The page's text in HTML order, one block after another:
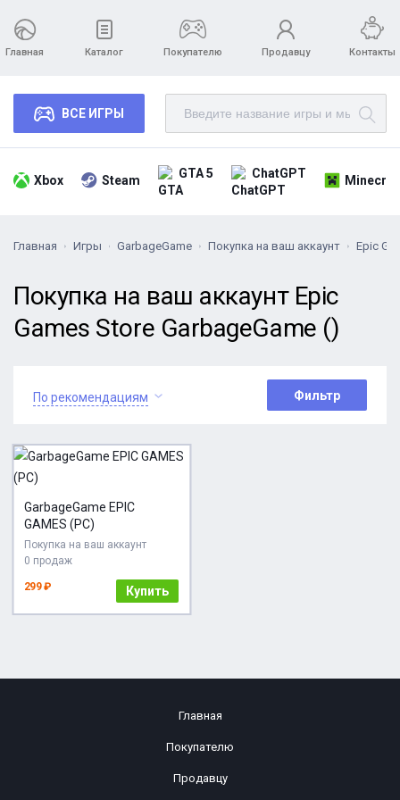
Главная Каталог Покупателю Продавцу Контакты
ВСЕ ИГРЫ
Xbox Steam GTA 5 ChatGPT
Главная Игры GarbageGame Покупка на ваш аккаунт Epic
Покупка на ваш аккаунт Epic
Games Store GarbageGame ()
По рекомендациям Фильтр
GarbageGame EPIC
GAMES (PC)
Покупка на ваш аккаунт
0 продаж
299 ₽ Купить
Главная
Покупателю
Продавцу